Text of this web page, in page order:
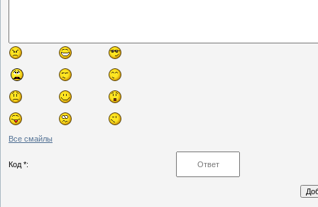
Все смайлы
Код *: